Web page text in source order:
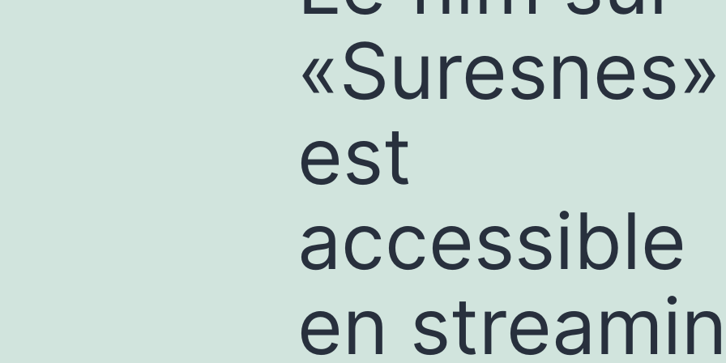
«Suresnes»
est
accessible
en